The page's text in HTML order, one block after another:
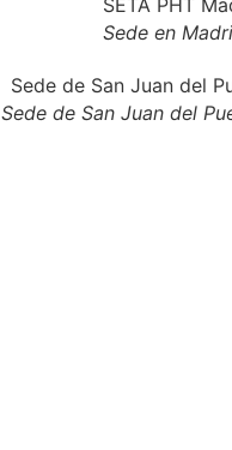
Sede en
Sede de San Juan del